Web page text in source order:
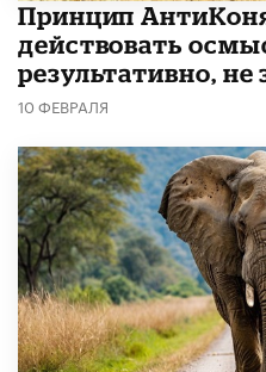
Принцип
действовать
результативно, не
10 ФЕВРАЛЯ